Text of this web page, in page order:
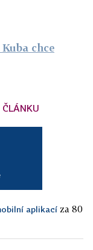
chce
aplikací za 80